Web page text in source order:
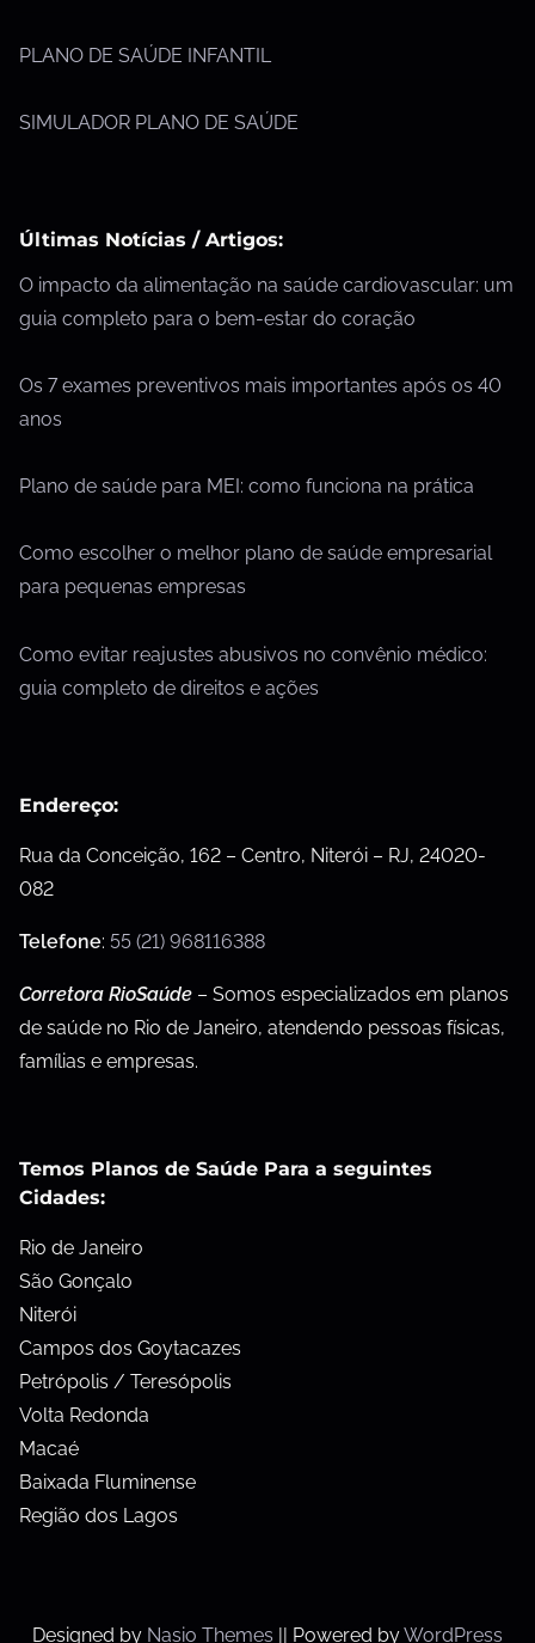
PLANO DE SAÚDE INFANTIL
SIMULADOR PLANO DE SAÚDE
Últimas Notícias / Artigos:
O impacto da alimentação na saúde cardiovascular: um
guia completo para o bem-estar do coração
Os 7 exames preventivos mais importantes após os 40
anos
Plano de saúde para MEI: como funciona na prática
Como escolher o melhor plano de saúde empresarial
para pequenas empresas
Como evitar reajustes abusivos no convênio médico:
guia completo de direitos e ações
Endereço:
Rua da Conceição, 162 – Centro, Niterói – RJ, 24020-
082
Telefone: 55 (21) 968116388
Corretora RioSaúde – Somos especializados em planos
de saúde no Rio de Janeiro, atendendo pessoas físicas,
famílias e empresas.
Temos Planos de Saúde Para a seguintes
Cidades:
Rio de Janeiro
São Gonçalo
Niterói
Campos dos Goytacazes
Petrópolis / Teresópolis
Volta Redonda
Macaé
Baixada Fluminense
Região dos Lagos
Designed by Nasio Themes || Powered byWordPress